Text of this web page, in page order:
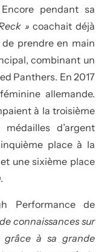
pendant sa
» coachait déjà
de prendre en main
combinant un
Panthers. En 2017
allemande.
à la troisième
d’argent
place à la
une sixième place
Performance de
connaissances sur
à sa grande